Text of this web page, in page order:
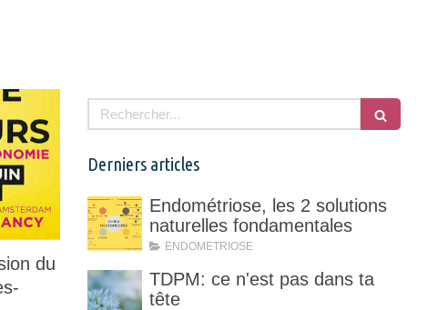
du
Rechercher
Derniers articles
Endométriose, les 2 solutions
naturelles fondamentales
ENDOMETRIOSE
TDPM: ce n'est pas dans ta
tête